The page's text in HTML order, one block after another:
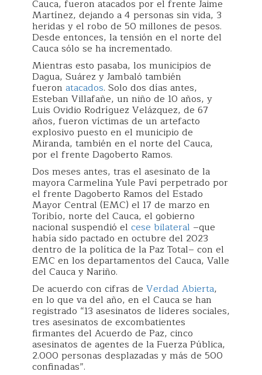
Cauca, fueron atacados por el frente Jaime
Martínez, dejando a 4 personas sin vida, 3
heridas y el robo de 50 millones de pesos.
Desde entonces, la tensión en el norte del
Cauca sólo se ha incrementado.
Mientras esto pasaba, los municipios de
Dagua, Suárez y Jambaló también
fueron atacados. Solo dos días antes,
Esteban Villafañe, un niño de 10 años, y
Luis Ovidio Rodríguez Velázquez, de 67
años, fueron víctimas de un artefacto
explosivo puesto en el municipio de
Miranda, también en el norte del Cauca,
por el frente Dagoberto Ramos.
Dos meses antes, tras el asesinato de la
mayora Carmelina Yule Paví perpetrado por
el frente Dagoberto Ramos del Estado
Mayor Central (EMC) el 17 de marzo en
Toribío, norte del Cauca, el gobierno
nacional suspendió el cese bilateral –que
había sido pactado en octubre del 2023
dentro de la política de la Paz Total– con el
EMC en los departamentos del Cauca, Valle
del Cauca y Nariño.
De acuerdo con cifras de Verdad Abierta,
en lo que va del año, en el Cauca se han
registrado “13 asesinatos de líderes sociales,
tres asesinatos de excombatientes
firmantes del Acuerdo de Paz, cinco
asesinatos de agentes de la Fuerza Pública,
2.000 personas desplazadas y más de 500
confinadas”.